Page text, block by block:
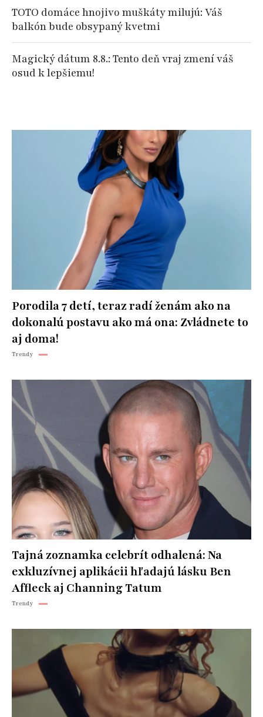
TOTO domáce hnojivo muškáty milujú: Váš
balkón bude obsypaný kvetmi
Magický dátum 8.8.: Tento deň vraj zmení váš
osud k lepšiemu!
Porodila 7 detí, teraz radí ženám ako na
dokonalú postavu ako má ona: Zvládnete to
aj doma!
Trendy
Tajná zoznamka celebrít odhalená: Na
exkluzívnej aplikácii hľadajú lásku Ben
Affleck aj Channing Tatum
Trendy